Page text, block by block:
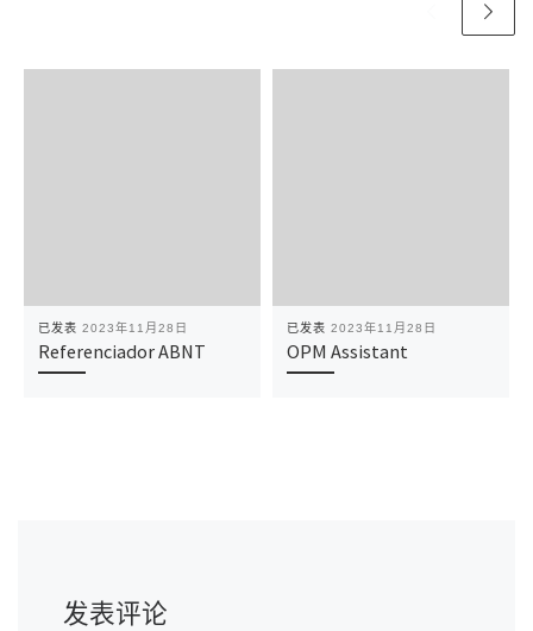
已发表 2023年11月28日
Referenciador ABNT
已发表 2023年11月28日
OPM Assistant
发表评论